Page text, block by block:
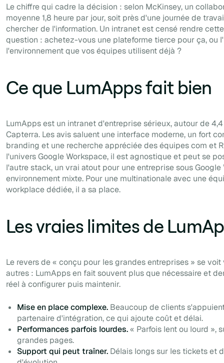
Le chiffre qui cadre la décision : selon McKinsey, un
moyenne 1,8 heure par jour, soit près d'une journée de
chercher de l'information. Un intranet est censé rendre
question : achetez-vous une plateforme tierce pour ça, ou
l'environnement que vos équipes utilisent déjà ?
Ce que LumApps fait bien
LumApps est un intranet d'entreprise sérieux, autour de
Capterra. Les avis saluent une interface moderne, un fort
branding et une recherche appréciée des équipes com et
l'univers Google Workspace, il est agnostique et peut se
l'autre stack, un vrai atout pour une entreprise sous Google
environnement mixte. Pour une multinationale avec une
workplace dédiée, il a sa place.
Les vraies limites de
Le revers de « conçu pour les grandes entreprises » se
autres : LumApps en fait souvent plus que nécessaire et
réel à configurer puis maintenir.
Mise en place complexe. Beaucoup de clients
partenaire d'intégration, ce qui ajoute coût et délai.
Performances parfois lourdes.« Parfois lent ou lourd »,
grandes pages.
Support qui peut traîner. Délais longs sur les tickets et